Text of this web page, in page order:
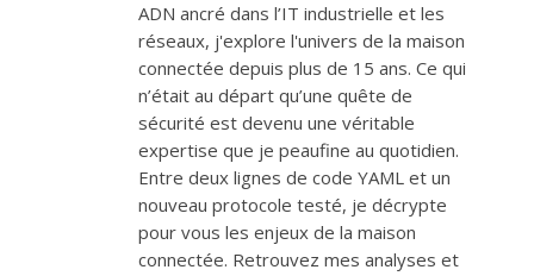
ADN ancré dans l’IT industrielle et les
réseaux, j'explore l'univers de la maison
connectée depuis plus de 15 ans. Ce qui
n’était au départ qu’une quête de
sécurité est devenu une véritable
expertise que je peaufine au quotidien.
Entre deux lignes de code YAML et un
nouveau protocole testé, je décrypte
pour vous les enjeux de la maison
connectée. Retrouvez mes analyses et